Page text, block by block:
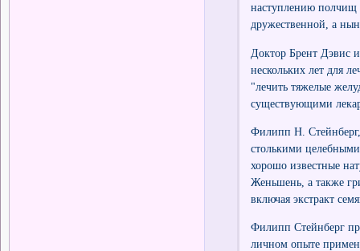
наступлению полчищ
дружественной, а
Доктор Брент Дэвис
нескольких лет для
"лечить тяжелые
существующими
Филипп Н. Стейнберг,
столькими целебными
хорошо известные
Женьшень, а также
включая экстракт
Филипп Стейнберг
личном опыте